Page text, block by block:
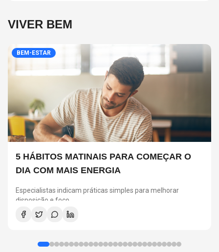
VIVER BEM
BEM-ESTAR
5 HÁBITOS MATINAIS PARA COMEÇAR O
DIA COM MAIS ENERGIA
Especialistas indicam práticas simples para melhorar
disposição e foco